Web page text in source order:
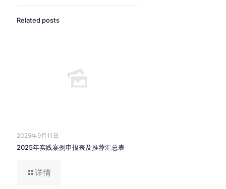
Related posts
2025年9月11日
2025年实践案例申报表及推荐汇总表
详情